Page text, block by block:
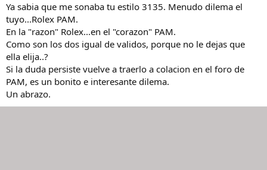
Ya sabia que me sonaba tu estilo 3135. Menudo dilema el
tuyo...Rolex PAM.
En la "razon" Rolex...en el "corazon" PAM.
Como son los dos igual de validos, porque no le dejas que
ella elija..?
Si la duda persiste vuelve a traerlo a colacion en el foro de
PAM, es un bonito e interesante dilema.
Un abrazo.